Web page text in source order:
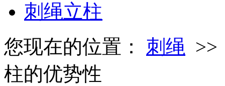
刺绳立柱
您现在的位置： 刺绳
柱的优势性